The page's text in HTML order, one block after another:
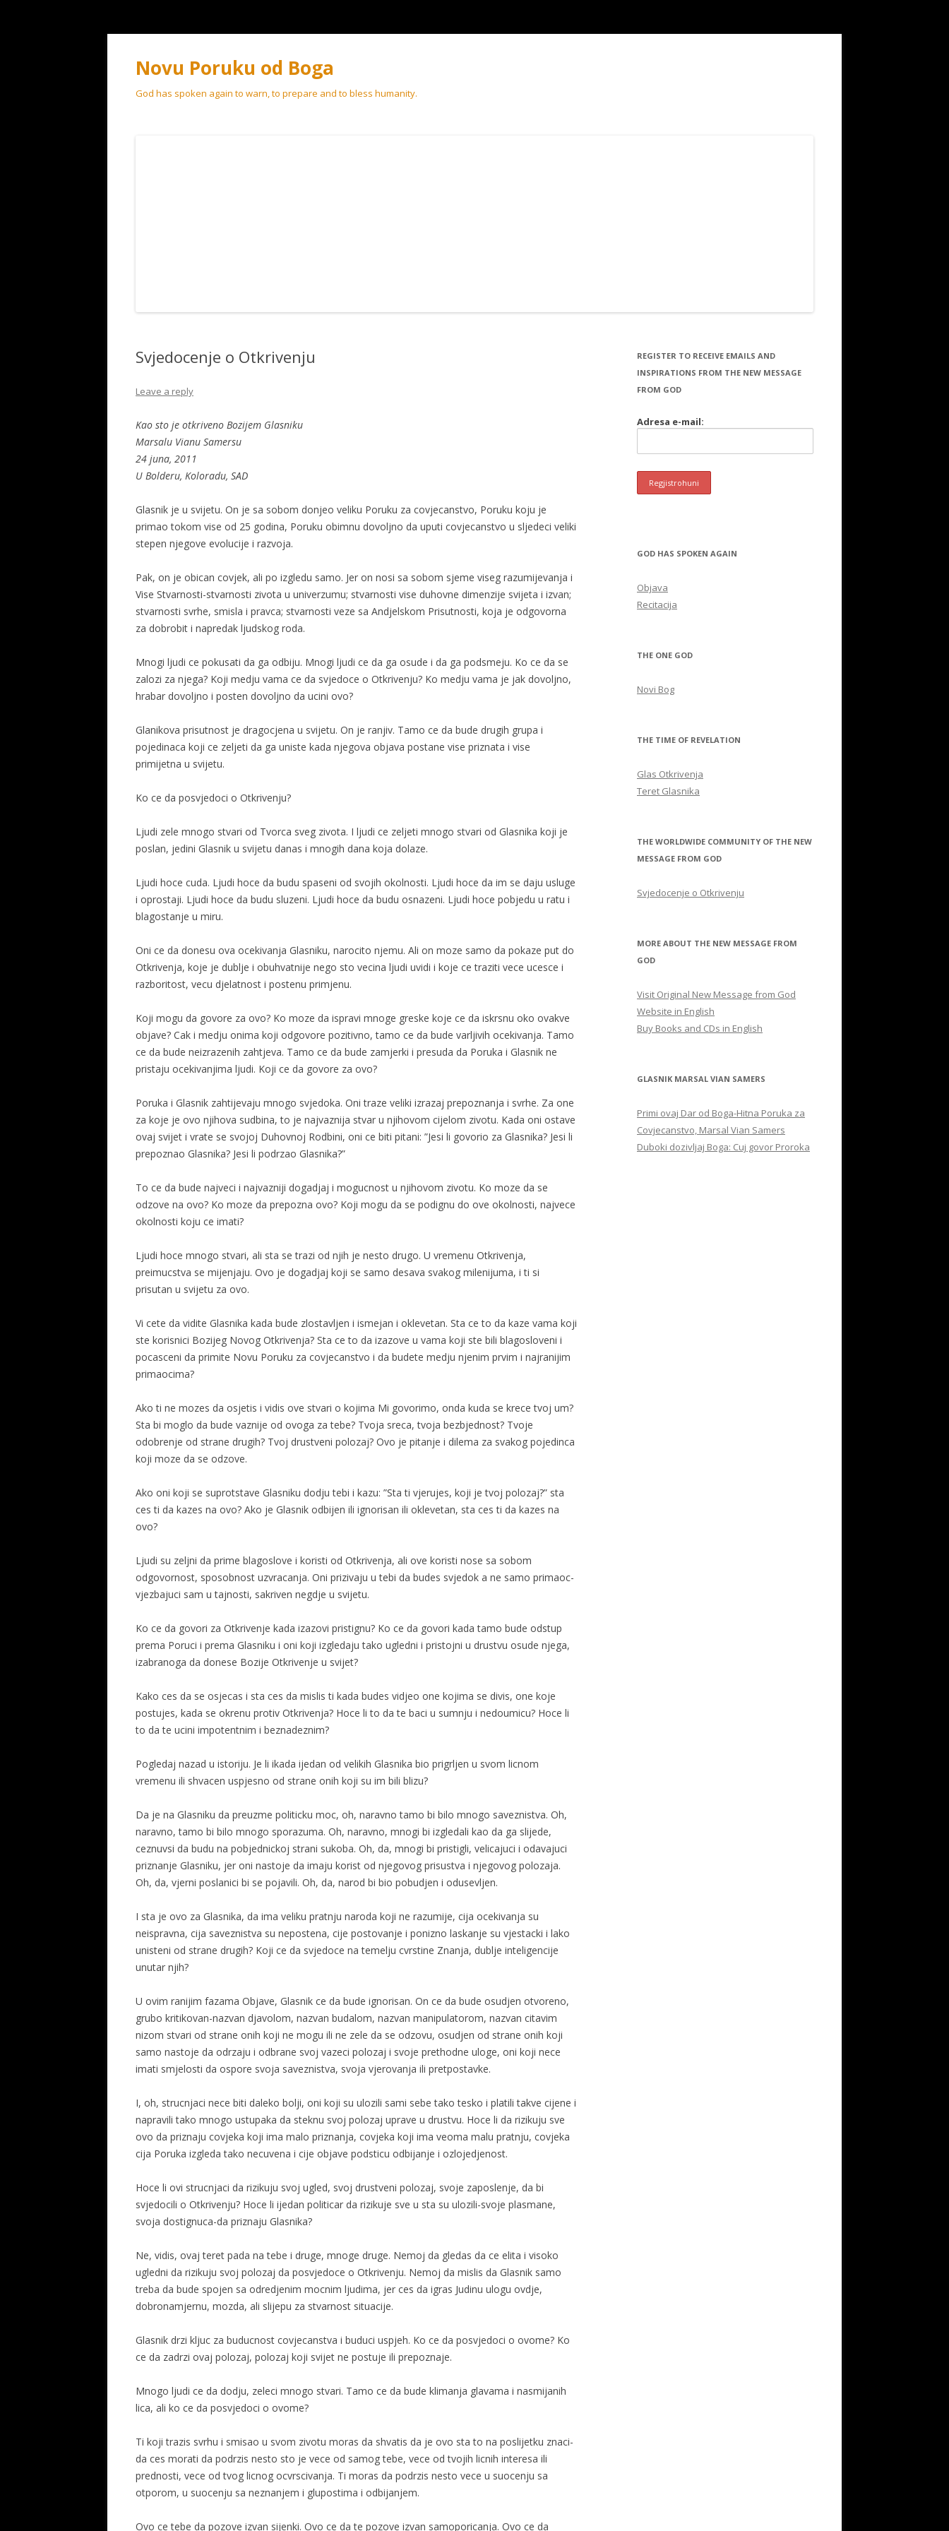
Novu Poruku od Boga
God has spoken again to warn, to prepare and to bless humanity.
Svjedocenje o Otkrivenju
Leave a reply
Kao sto je otkriveno Bozijem Glasniku
Marsalu Vianu Samersu
24 juna, 2011
U Bolderu, Koloradu, SAD
Glasnik je u svijetu. On je sa sobom donjeo veliku Poruku za covjecanstvo, Poruku koju je
primao tokom vise od 25 godina, Poruku obimnu dovoljno da uputi covjecanstvo u sljedeci veliki
stepen njegove evolucije i razvoja.
Pak, on je obican covjek, ali po izgledu samo. Jer on nosi sa sobom sjeme viseg razumijevanja i
Vise Stvarnosti-stvarnosti zivota u univerzumu; stvarnosti vise duhovne dimenzije svijeta i izvan;
stvarnosti svrhe, smisla i pravca; stvarnosti veze sa Andjelskom Prisutnosti, koja je odgovorna
za dobrobit i napredak ljudskog roda.
Mnogi ljudi ce pokusati da ga odbiju. Mnogi ljudi ce da ga osude i da ga podsmeju. Ko ce da se
zalozi za njega? Koji medju vama ce da svjedoce o Otkrivenju? Ko medju vama je jak dovoljno,
hrabar dovoljno i posten dovoljno da ucini ovo?
Glanikova prisutnost je dragocjena u svijetu. On je ranjiv. Tamo ce da bude drugih grupa i
pojedinaca koji ce zeljeti da ga uniste kada njegova objava postane vise priznata i vise
primijetna u svijetu.
Ko ce da posvjedoci o Otkrivenju?
Ljudi zele mnogo stvari od Tvorca sveg zivota. I ljudi ce zeljeti mnogo stvari od Glasnika koji je
poslan, jedini Glasnik u svijetu danas i mnogih dana koja dolaze.
Ljudi hoce cuda. Ljudi hoce da budu spaseni od svojih okolnosti. Ljudi hoce da im se daju usluge
i oprostaji. Ljudi hoce da budu sluzeni. Ljudi hoce da budu osnazeni. Ljudi hoce pobjedu u ratu i
blagostanje u miru.
Oni ce da donesu ova ocekivanja Glasniku, narocito njemu. Ali on moze samo da pokaze put do
Otkrivenja, koje je dublje i obuhvatnije nego sto vecina ljudi uvidi i koje ce traziti vece ucesce i
razboritost, vecu djelatnost i postenu primjenu.
Koji mogu da govore za ovo? Ko moze da ispravi mnoge greske koje ce da iskrsnu oko ovakve
objave? Cak i medju onima koji odgovore pozitivno, tamo ce da bude varljivih ocekivanja. Tamo
ce da bude neizrazenih zahtjeva. Tamo ce da bude zamjerki i presuda da Poruka i Glasnik ne
pristaju ocekivanjima ljudi. Koji ce da govore za ovo?
Poruka i Glasnik zahtijevaju mnogo svjedoka. Oni traze veliki izrazaj prepoznanja i svrhe. Za one
za koje je ovo njihova sudbina, to je najvaznija stvar u njihovom cijelom zivotu. Kada oni ostave
ovaj svijet i vrate se svojoj Duhovnoj Rodbini, oni ce biti pitani: ”Jesi li govorio za Glasnika? Jesi li
prepoznao Glasnika? Jesi li podrzao Glasnika?”
To ce da bude najveci i najvazniji dogadjaj i mogucnost u njihovom zivotu. Ko moze da se
odzove na ovo? Ko moze da prepozna ovo? Koji mogu da se podignu do ove okolnosti, najvece
okolnosti koju ce imati?
Ljudi hoce mnogo stvari, ali sta se trazi od njih je nesto drugo. U vremenu Otkrivenja,
preimucstva se mijenjaju. Ovo je dogadjaj koji se samo desava svakog milenijuma, i ti si
prisutan u svijetu za ovo.
Vi cete da vidite Glasnika kada bude zlostavljen i ismejan i oklevetan. Sta ce to da kaze vama koji
ste korisnici Bozijeg Novog Otkrivenja? Sta ce to da izazove u vama koji ste bili blagosloveni i
pocasceni da primite Novu Poruku za covjecanstvo i da budete medju njenim prvim i najranijim
primaocima?
Ako ti ne mozes da osjetis i vidis ove stvari o kojima Mi govorimo, onda kuda se krece tvoj um?
Sta bi moglo da bude vaznije od ovoga za tebe? Tvoja sreca, tvoja bezbjednost? Tvoje
odobrenje od strane drugih? Tvoj drustveni polozaj? Ovo je pitanje i dilema za svakog pojedinca
koji moze da se odzove.
Ako oni koji se suprotstave Glasniku dodju tebi i kazu: ”Sta ti vjerujes, koji je tvoj polozaj?” sta
ces ti da kazes na ovo? Ako je Glasnik odbijen ili ignorisan ili oklevetan, sta ces ti da kazes na
ovo?
Ljudi su zeljni da prime blagoslove i koristi od Otkrivenja, ali ove koristi nose sa sobom
odgovornost, sposobnost uzvracanja. Oni prizivaju u tebi da budes svjedok a ne samo primaoc-
vjezbajuci sam u tajnosti, sakriven negdje u svijetu.
Ko ce da govori za Otkrivenje kada izazovi pristignu? Ko ce da govori kada tamo bude odstup
prema Poruci i prema Glasniku i oni koji izgledaju tako ugledni i pristojni u drustvu osude njega,
izabranoga da donese Bozije Otkrivenje u svijet?
Kako ces da se osjecas i sta ces da mislis ti kada budes vidjeo one kojima se divis, one koje
postujes, kada se okrenu protiv Otkrivenja? Hoce li to da te baci u sumnju i nedoumicu? Hoce li
to da te ucini impotentnim i beznadeznim?
Pogledaj nazad u istoriju. Je li ikada ijedan od velikih Glasnika bio prigrljen u svom licnom
vremenu ili shvacen uspjesno od strane onih koji su im bili blizu?
Da je na Glasniku da preuzme politicku moc, oh, naravno tamo bi bilo mnogo saveznistva. Oh,
naravno, tamo bi bilo mnogo sporazuma. Oh, naravno, mnogi bi izgledali kao da ga slijede,
ceznuvsi da budu na pobjednickoj strani sukoba. Oh, da, mnogi bi pristigli, velicajuci i odavajuci
priznanje Glasniku, jer oni nastoje da imaju korist od njegovog prisustva i njegovog polozaja.
Oh, da, vjerni poslanici bi se pojavili. Oh, da, narod bi bio pobudjen i odusevljen.
I sta je ovo za Glasnika, da ima veliku pratnju naroda koji ne razumije, cija ocekivanja su
neispravna, cija saveznistva su nepostena, cije postovanje i ponizno laskanje su vjestacki i lako
unisteni od strane drugih? Koji ce da svjedoce na temelju cvrstine Znanja, dublje inteligencije
unutar njih?
U ovim ranijim fazama Objave, Glasnik ce da bude ignorisan. On ce da bude osudjen otvoreno,
grubo kritikovan-nazvan djavolom, nazvan budalom, nazvan manipulatorom, nazvan citavim
nizom stvari od strane onih koji ne mogu ili ne zele da se odzovu, osudjen od strane onih koji
samo nastoje da odrzaju i odbrane svoj vazeci polozaj i svoje prethodne uloge, oni koji nece
imati smjelosti da ospore svoja saveznistva, svoja vjerovanja ili pretpostavke.
I, oh, strucnjaci nece biti daleko bolji, oni koji su ulozili sami sebe tako tesko i platili takve cijene i
napravili tako mnogo ustupaka da steknu svoj polozaj uprave u drustvu. Hoce li da rizikuju sve
ovo da priznaju covjeka koji ima malo priznanja, covjeka koji ima veoma malu pratnju, covjeka
cija Poruka izgleda tako necuvena i cije objave podsticu odbijanje i ozlojedjenost.
Hoce li ovi strucnjaci da rizikuju svoj ugled, svoj drustveni polozaj, svoje zaposlenje, da bi
svjedocili o Otkrivenju? Hoce li ijedan politicar da rizikuje sve u sta su ulozili-svoje plasmane,
svoja dostignuca-da priznaju Glasnika?
Ne, vidis, ovaj teret pada na tebe i druge, mnoge druge. Nemoj da gledas da ce elita i visoko
ugledni da rizikuju svoj polozaj da posvjedoce o Otkrivenju. Nemoj da mislis da Glasnik samo
treba da bude spojen sa odredjenim mocnim ljudima, jer ces da igras Judinu ulogu ovdje,
dobronamjernu, mozda, ali slijepu za stvarnost situacije.
Glasnik drzi kljuc za buducnost covjecanstva i buduci uspjeh. Ko ce da posvjedoci o ovome? Ko
ce da zadrzi ovaj polozaj, polozaj koji svijet ne postuje ili prepoznaje.
Mnogo ljudi ce da dodju, zeleci mnogo stvari. Tamo ce da bude klimanja glavama i nasmijanih
lica, ali ko ce da posvjedoci o ovome?
Ti koji trazis svrhu i smisao u svom zivotu moras da shvatis da je ovo sta to na poslijetku znaci-
da ces morati da podrzis nesto sto je vece od samog tebe, vece od tvojih licnih interesa ili
prednosti, vece od tvog licnog ocvrscivanja. Ti moras da podrzis nesto vece u suocenju sa
otporom, u suocenju sa neznanjem i glupostima i odbijanjem.
Ovo ce tebe da pozove izvan sijenki. Ovo ce da te pozove izvan samoporicanja. Ovo ce da
REGISTER TO RECEIVE EMAILS AND
INSPIRATIONS FROM THE NEW MESSAGE
FROM GOD
Adresa e-mail:
GOD HAS SPOKEN AGAIN
Objava
Recitacija
THE ONE GOD
Novi Bog
THE TIME OF REVELATION
Glas Otkrivenja
Teret Glasnika
THE WORLDWIDE COMMUNITY OF THE NEW
MESSAGE FROM GOD
Svjedocenje o Otkrivenju
MORE ABOUT THE NEW MESSAGE FROM
GOD
Visit Original New Message from God
Website in English
Buy Books and CDs in English
GLASNIK MARSAL VIAN SAMERS
Primi ovaj Dar od Boga-Hitna Poruka za
Covjecanstvo, Marsal Vian Samers
Duboki dozivljaj Boga: Cuj govor Proroka